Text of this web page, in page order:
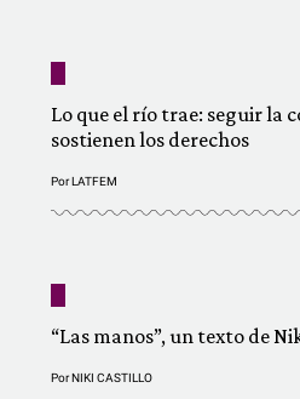
Lo que el río trae: seguir la
sostienen los derechos
PorLATFEM
“Las manos”, un texto de
PorNIKI CASTILLO